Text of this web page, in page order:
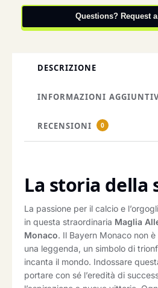
Questions? Request
DESCRIZIONE
INFORMAZIONI
RECENSIONI 0
La storia della
La passione per il calcio e
in questa straordinaria Maglia
Monaco. Il Bayern Monaco non
una leggenda, un simbolo di
incanta il mondo. Indossare
portare con sé l’eredità di